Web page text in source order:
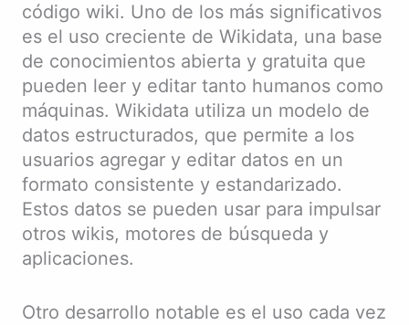
código wiki. Uno de los más significativos
es el uso creciente de Wikidata, una base
de conocimientos abierta y gratuita que
pueden leer y editar tanto humanos como
máquinas. Wikidata utiliza un modelo de
datos estructurados, que permite a los
usuarios agregar y editar datos en un
formato consistente y estandarizado.
Estos datos se pueden usar para impulsar
otros wikis, motores de búsqueda y
aplicaciones.
Otro desarrollo notable es el uso cada vez